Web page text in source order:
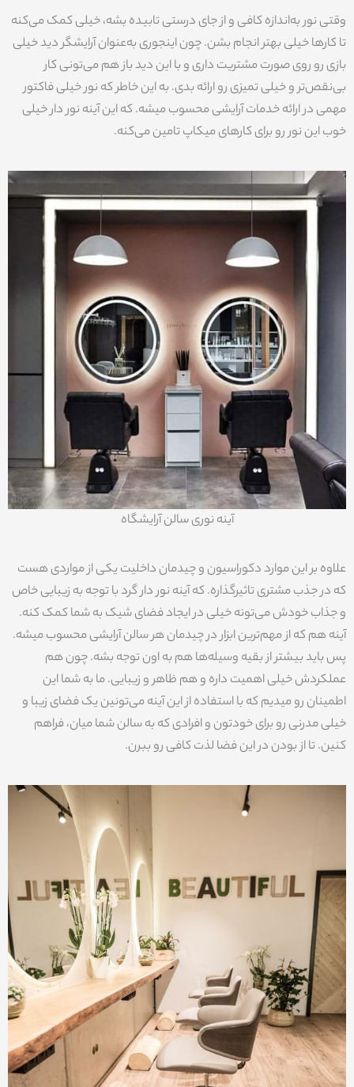
وقتی نور به‌اندازه کافی و از جای درستی تابیده بشه، خیلی کمک می‌کنه
تا کارها خیلی بهتر انجام بشن. چون اینجوری به‌عنوان آرایشگر دید خیلی
بازی رو روی صورت مشتریت داری و با این دید باز هم می‌تونی کار
بی‌نقص‌تر و خیلی تمیزی رو ارائه بدی. به این خاطر که نور خیلی فاکتور
مهمی در ارائه خدمات آرایشی محسوب میشه. که این آینه نور دار خیلی
خوب این نور رو برای کارهای میکاپ تامین می‌کنه.
آینه نوری سالن آرایشگاه
علاوه بر این موارد دکوراسیون و چیدمان داخلیت یکی از مواردی هست
که در جذب مشتری تاثیرگذاره. که آینه نور دار گرد با توجه به زیبایی خاص
و جذاب خودش می‌تونه خیلی در ایجاد فضای شیک به شما کمک کنه.
آینه هم که از مهم‌ترین ابزار در چیدمان هر سالن آرایشی محسوب میشه.
پس باید بیشتر از بقیه وسیله‌ها هم به اون توجه بشه. چون هم
عملکردش خیلی اهمیت داره و هم ظاهر و زیبایی. ما به شما این
اطمینان رو میدیم که با استفاده از این آینه می‌تونین یک فضای زیبا و
خیلی مدرنی رو برای خودتون و افرادی که به سالن شما میان، فراهم
کنین. تا از بودن در این فضا لذت کافی رو ببرن.